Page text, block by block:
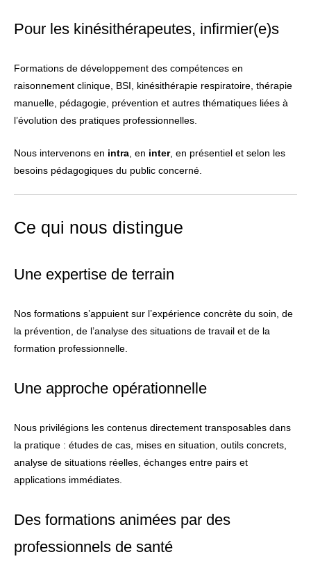
Pour les kinésithérapeutes, infirmier(e)s
Formations de développement des compétences en
raisonnement clinique, BSI, kinésithérapie respiratoire, thérapie
manuelle, pédagogie, prévention et autres thématiques liées à
l’évolution des pratiques professionnelles.
Nous intervenons en intra , en inter, en présentiel et selon les
besoins pédagogiques du public concerné.
Ce qui nous distingue
Une expertise de terrain
Nos formations s’appuient sur l’expérience concrète du soin, de
la prévention, de l’analyse des situations de travail et de la
formation professionnelle.
Une approche opérationnelle
Nous privilégions les contenus directement transposables dans
la pratique : études de cas, mises en situation, outils concrets,
analyse de situations réelles, échanges entre pairs et
applications immédiates.
Des formations animées par des
professionnels de santé